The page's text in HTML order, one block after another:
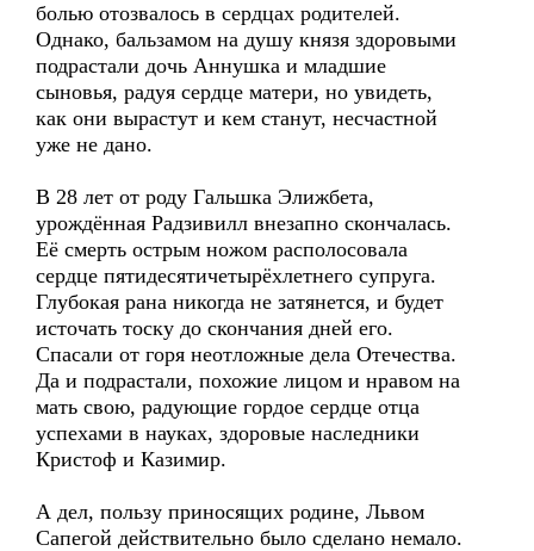
болью отозвалось в сердцах родителей.
Однако, бальзамом на душу князя здоровыми
подрастали дочь Аннушка и младшие
сыновья, радуя сердце матери, но увидеть,
как они вырастут и кем станут, несчастной
уже не дано.
В 28 лет от роду Гальшка Элижбета,
урождённая Радзивилл внезапно скончалась.
Её смерть острым ножом располосовала
сердце пятидесятичетырёхлетнего супруга.
Глубокая рана никогда не затянется, и будет
источать тоску до скончания дней его.
Спасали от горя неотложные дела Отечества.
Да и подрастали, похожие лицом и нравом на
мать свою, радующие гордое сердце отца
успехами в науках, здоровые наследники
Кристоф и Казимир.
А дел, пользу приносящих родине, Львом
Сапегой действительно было сделано немало.